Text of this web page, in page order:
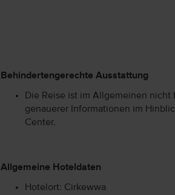
Behindertengerechte Ausstattung
Die Reise ist im Allgemeinen
genauerer Informationen im
Center.
Allgemeine Hoteldaten
Hotelort: Cirkewwa